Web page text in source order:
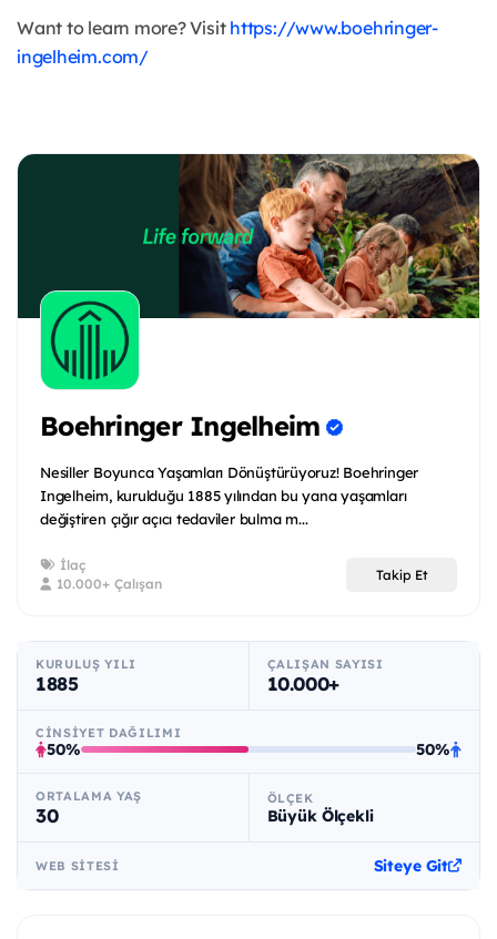
Want to learn more? Visit https://www.boehringer-
ingelheim.com/
Boehringer Ingelheim
Nesiller Boyunca Yaşamları Dönüştürüyoruz! Boehringer
Ingelheim, kurulduğu 1885 yılından bu yana yaşamları
değiştiren çığır açıcı tedaviler bulma m...
İlaç
10.000+ Çalışan
Takip Et
KURULUŞ YILI
1885
ÇALIŞAN SAYISI
10.000+
CINSIYET DAĞILIMI
50% 50%
ORTALAMA YAŞ
30
ÖLÇEK
Büyük Ölçekli
WEB SITESI Siteye Git